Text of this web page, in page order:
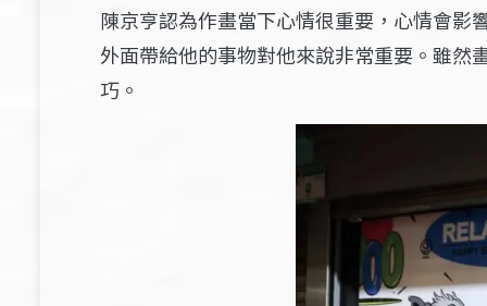
陳京亨認為作畫當下心情很重要，心情會影
外面帶給他的事物對他來說非常重要。雖然
巧。